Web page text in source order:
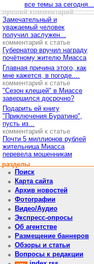
все темы за сегодня...
лучший комментарий
Замечательный и
уважаемый человек
получил заслужен...
комментарий к статье
Губернатор вручил награду
почётному жителю Миасса
Главная причина этого, как
мне кажется, в погоде....
комментарий к статье
"Сезон клещей" в Миассе
завершился досрочно?
Подарить ей книгу
"Приключения Буратино",
пусть из...
комментарий к статье
Почти 5 миллионов рублей
жительница Миасса
перевела мошенникам
разделы
Поиск
Карта сайта
Архив новостей
Фотографии
Видео/Аудио
Экспресс-опросы
Об агентстве
Размещение баннеров
Обзоры и статьи
Вопросы к редакции